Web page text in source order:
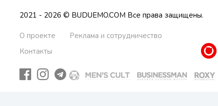
2021 - 2026 © BUDUEMO.COM Все права защищены.
О проекте
Реклама и сотрудничество
Контакты